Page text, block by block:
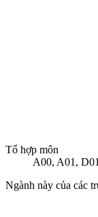
Tổ hợp môn
A00, A01,
Ngành này của các